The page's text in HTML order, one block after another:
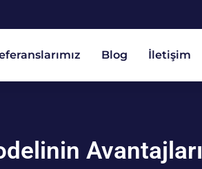
Blog İletişim
Avantajları